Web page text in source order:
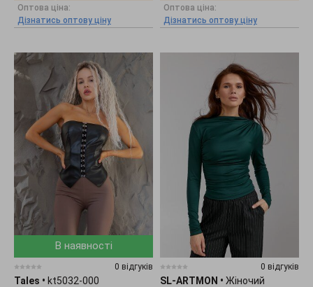
Оптова ціна:
Дізнатись оптову ціну
Оптова ціна:
Дізнатись оптову ціну
В наявності
0 відгуків
Tales • kt5032-000
0 відгуків
SL-ARTMON • Жіночий